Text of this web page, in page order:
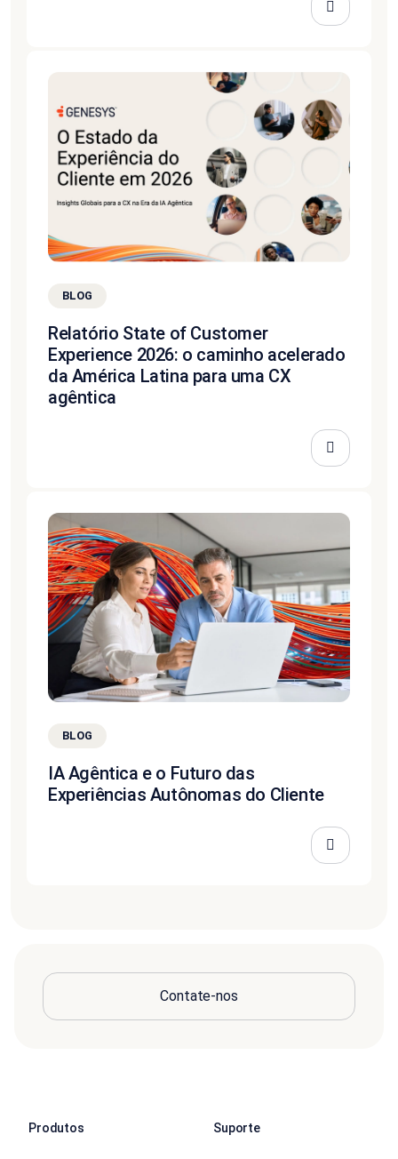
BLOG
Relatório State of Customer
Experience 2026: o caminho acelerado
da América Latina para uma CX
agêntica
BLOG
IA Agêntica e o Futuro das
Experiências Autônomas do Cliente
Contate-nos
Produtos Suporte